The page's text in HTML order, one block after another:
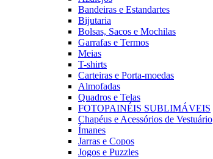
Bandeiras e Estandartes
Bijutaria
Bolsas, Sacos e Mochilas
Garrafas e Termos
Meias
T-shirts
Carteiras e Porta-moedas
Almofadas
Quadros e Telas
FOTOPAINÉIS SUBLIMÁVEIS
Chapéus e Acessórios de Vestuário
Ímanes
Jarras e Copos
Jogos e Puzzles